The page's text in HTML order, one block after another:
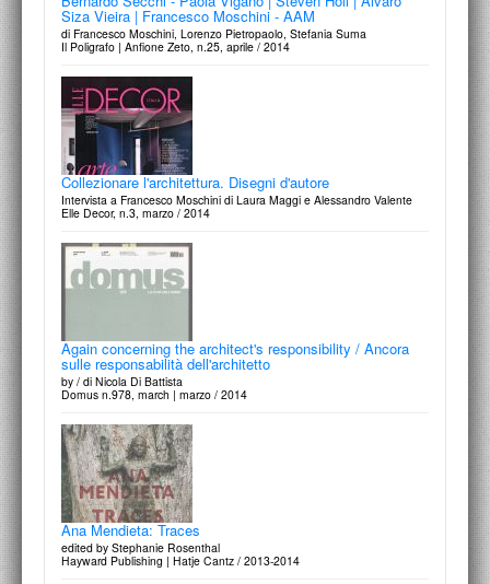
maggio / 2015
Siza Vieira | Francesco Moschini - AAM
di Francesco Moschini, Lorenzo Pietropaolo, Stefania Suma
Il Poligrafo | Anfione Zeto, n.25, aprile / 2014
Collezionare l'architettura. Disegni d'autore
Intervista a Francesco Moschini di Laura Maggi e Alessandro Valente
Elle Decor, n.3, marzo / 2014
Again concerning the architect's responsibility / Ancora
sulle responsabilità dell'architetto
by / di Nicola Di Battista
Domus n.978, march | marzo / 2014
Ana Mendieta: Traces
edited by Stephanie Rosenthal
Hayward Publishing | Hatje Cantz / 2013-2014